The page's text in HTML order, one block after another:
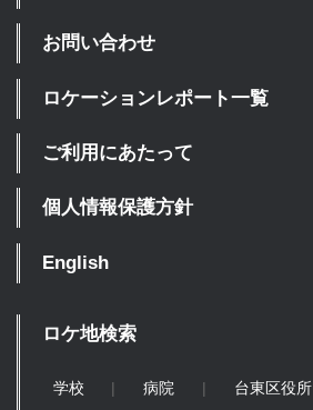
お問い合わせ
ロケーションレポート一覧
ご利用にあたって
個人情報保護方針
English
ロケ地検索
学校 病院 台東区役所